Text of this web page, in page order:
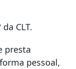
CLT.
presta
pessoal,